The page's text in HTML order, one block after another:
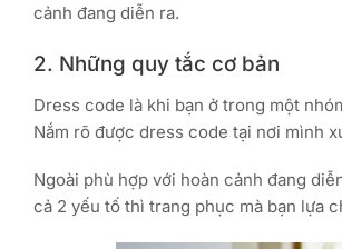
cảnh đang diễn ra.
2. Những quy tắc cơ bản
Dress code là khi bạn ở trong một
Nắm rõ được dress code tại nơi mình
Ngoài phù hợp với hoàn cảnh đang
cả 2 yếu tố thì trang phục mà bạn lựa